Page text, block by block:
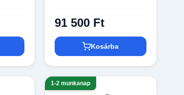
91 500 Ft
Kosárba
1-2 munkanap